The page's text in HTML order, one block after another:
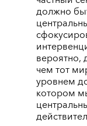
должно
вероятно,
чем тот
уровнем
котором